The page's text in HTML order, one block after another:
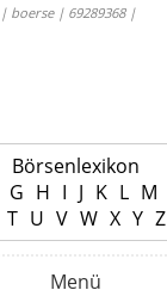
| boerse | 69289368 |
Börsenlexikon
G H I J K L M
T U V W X Y Z
Menü